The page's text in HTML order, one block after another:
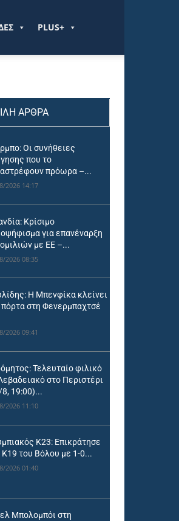
PLUS+
ΑΡΘΡΑ
Οι συνήθειες
που το
πρόωρα –...
2026 14:17
Κρίσιμο
για επανέναρξη
με ΕΕ –...
2026 08:35
Η Μπενφίκα κλείνει
πόρτα στη Φενερμπαχτσέ
2026 09:41
Τελευταίο φιλικό
στο Περιστέρι
19:00)...
2026 11:10
Κ23: Επικράτησε
Κ19 του Βόλου με 1-0...
2026 01:40
Μπολομπόι στη